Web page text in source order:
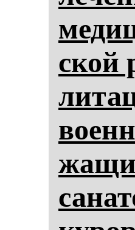
ской